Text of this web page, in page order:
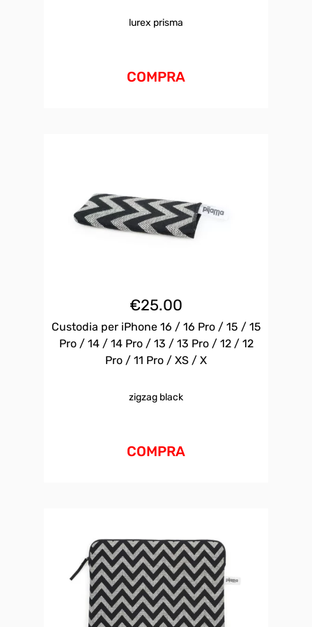
lurex prisma
COMPRA
€25.00
Custodia per iPhone 16 / 16 Pro / 15 / 15
Pro / 14 / 14 Pro / 13 / 13 Pro / 12 / 12
Pro / 11 Pro / XS / X
zigzag black
COMPRA